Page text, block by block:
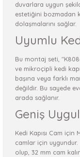
duvarlara uygun
estetiğini bozmadan
dolaşmalarını sağlar.
Uyumlu
Bu montaj seti,
ve mikroçipli kedi
başına veya farklı
değildir. Bu sayede
arada sağlanır.
Geniş
Kedi Kapısı Cam için
camlar için uygundur.
olup, 32 mm cam